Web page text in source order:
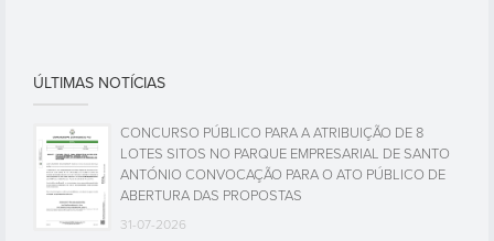
ÚLTIMAS NOTÍCIAS
CONCURSO PÚBLICO PARA A ATRIBUIÇÃO DE 8
LOTES SITOS NO PARQUE EMPRESARIAL DE SANTO
ANTÓNIO CONVOCAÇÃO PARA O ATO PÚBLICO DE
ABERTURA DAS PROPOSTAS
31-07-2026